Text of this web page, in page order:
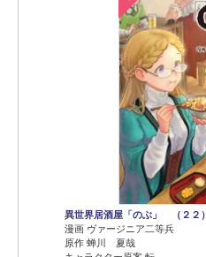
異世界居酒屋「のぶ」 （２２）
漫画 ヴァージニア二等兵
原作 蝉川 夏哉